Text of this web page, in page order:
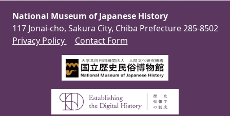
National Museum of Japanese History
117 Jonai-cho, Sakura City, Chiba Prefecture 285-8502
Privacy Policy
Contact Form